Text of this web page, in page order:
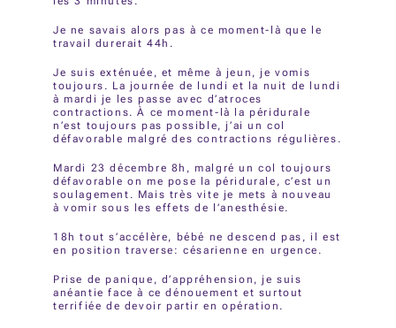
Je ne savais alors pas à ce moment-là que le
travail durerait 44h.
Je suis exténuée, et même à jeun, je vomis
toujours. La journée de lundi et la nuit de lundi
à mardi je les passe avec d’atroces
contractions. À ce moment-là la péridurale
n’est toujours pas possible, j’ai un col
défavorable malgré des contractions régulières.
Mardi 23 décembre 8h, malgré un col toujours
défavorable on me pose la péridurale, c’est un
soulagement. Mais très vite je mets à nouveau
à vomir sous les effets de l’anesthésie.
18h tout s’accélère, bébé ne descend pas, il est
en position traverse: césarienne en urgence.
Prise de panique, d’appréhension, je suis
anéantie face à ce dénouement et surtout
terrifiée de devoir partir en opération.